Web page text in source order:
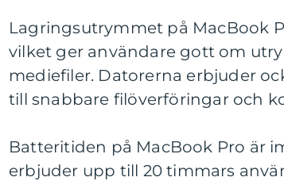
Lagringsutrymmet på MacBook
vilket ger användare gott om
mediefiler. Datorerna erbjuder
till snabbare filöverföringar och
Batteritiden på MacBook Pro är
erbjuder upp till 20 timmars